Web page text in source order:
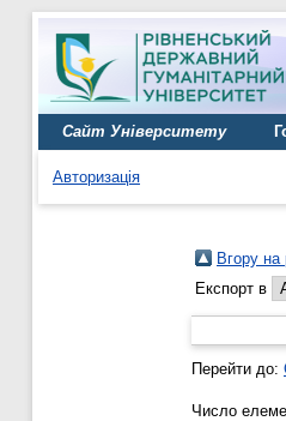
Сайт Університету
Авторизація
Вгору на
Експорт в
Перейти до:
Число